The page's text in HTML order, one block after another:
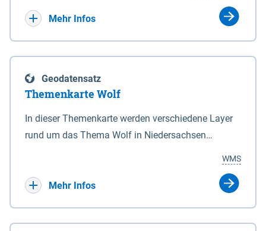
Deichbehörde durch Verordnung ausspricht. Für
enthalten. Sperrwerke Sperrwerke sind Bauwerke
mit Sperrvorrichtungen in Tidegewässern, die dem
Schutz eines Gebietes vor erhöhten Tiden, vor allem
vor Sturmfluten, zu dienen bestimmt sind (§2 Abs.3
Eigenschaft eines Sperrwerkes durch Widmung, die
die Deichbehörde durch Verordnung ausspricht.
Mehr Infos
Geodatensatz
Themenkarte Wolf
In dieser Themenkarte werden verschiedene Layer
rund um das Thema Wolf in Niedersachsen
sowie Status der bestehenden Wolfsterritorien im
laufenden Monitoringjahr.
WMS
Mehr Infos